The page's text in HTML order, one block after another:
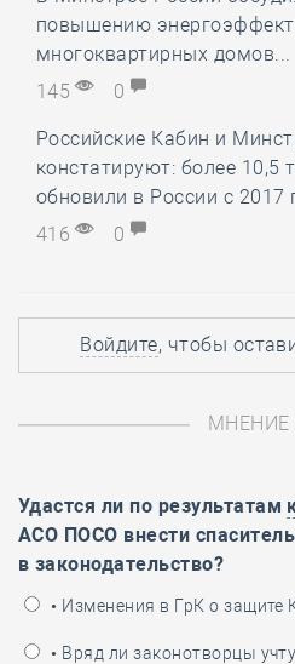
повышению
многоквартирных домов...
145
0
Российские Кабин и
констатируют: более 10,5
обновили в России с 2017
416
0
Войдите, чтобы
МНЕНИЕ
Удастся ли по результатам
АСО ПОСО внести
в законодательство?
• Изменения в ГрК о защите
• Вряд ли законотворцы